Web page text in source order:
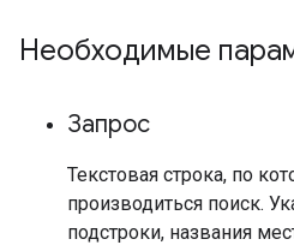
Необходимые
Запрос
Текстовая строка, по
производиться поиск.
подстроки, названия